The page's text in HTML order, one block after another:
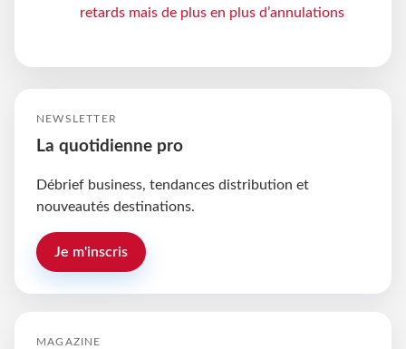
retards mais de plus en plus d’annulations
NEWSLETTER
La quotidienne pro
Débrief business, tendances distribution et
nouveautés destinations.
Je m'inscris
MAGAZINE